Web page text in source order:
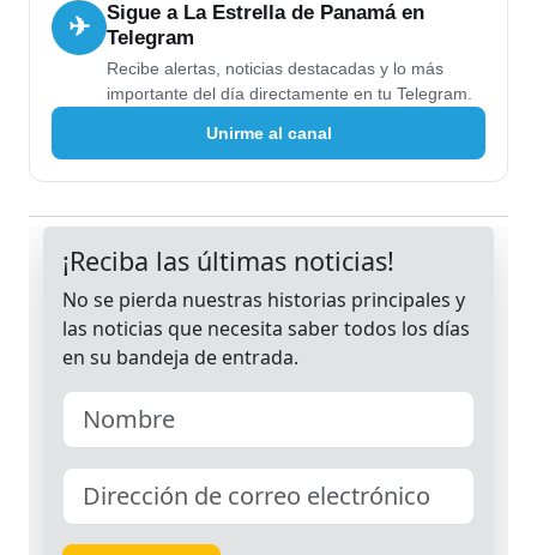
✈
Sigue a La Estrella de Panamá en
Telegram
Recibe alertas, noticias destacadas y lo más
importante del día directamente en tu Telegram.
Unirme al canal